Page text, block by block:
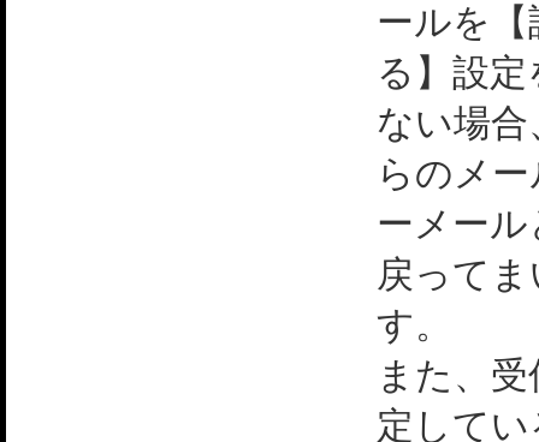
ールを【
る】設
ない場
らのメ
ーメー
戻って
す。
また、
定して